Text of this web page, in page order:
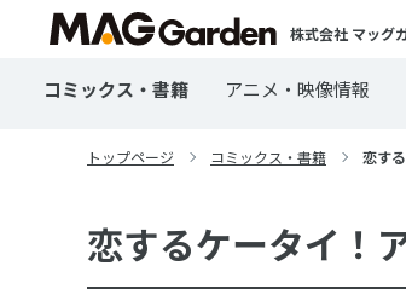
株式会社 マッグ
コミックス・書籍 アニメ・映像情報
トップページ コミックス・書籍 恋す
恋するケータイ！